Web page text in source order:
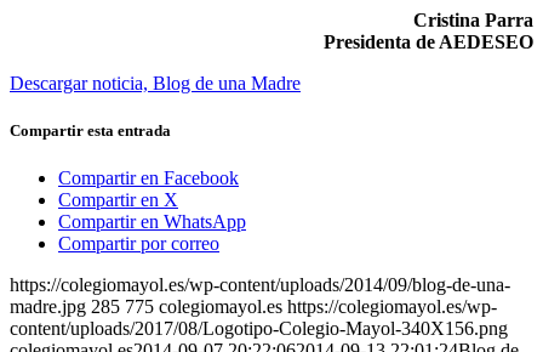
Cristina Parra
Presidenta de AEDESEO
Descargar noticia, Blog de una Madre
Compartir esta entrada
Compartir en Facebook
Compartir en X
Compartir en WhatsApp
Compartir por correo
https://colegiomayol.es/wp-content/uploads/2014/09/blog-de-una-
madre.jpg 285 775 colegiomayol.es https://colegiomayol.es/wp-
content/uploads/2017/08/Logotipo-Colegio-Mayol-340X156.png